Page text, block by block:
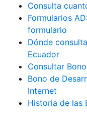
Consulta
Formularios
formulario
Dónde
Ecuador
Consultar
Bono de
Internet
Historia de las